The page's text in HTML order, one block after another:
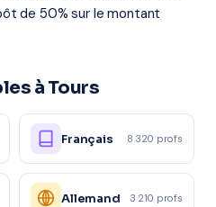
de 50% sur le montant
à Tours
Français 8 320 profs
Allemand 3 210 profs